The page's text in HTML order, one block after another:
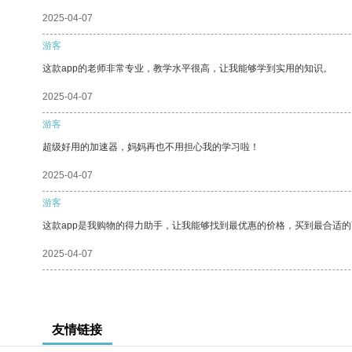
2025-04-07
游客
这款app的老师非常专业，教学水平很高，让我能够学到实用的知识。
2025-04-07
游客
超级好用的加速器，妈妈再也不用担心我的学习啦！
2025-04-07
游客
这款app是我购物的得力助手，让我能够找到最优惠的价格，买到最合适
2025-04-07
友情链接